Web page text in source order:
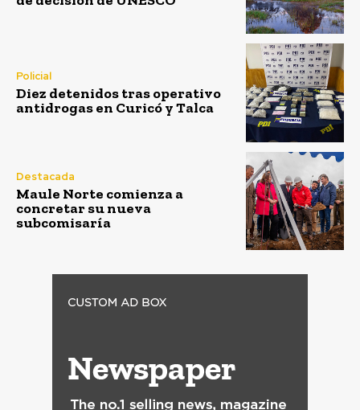
Policial
Diez detenidos tras operativo
antidrogas en Curicó y Talca
Destacada
Maule Norte comienza a
concretar su nueva
subcomisaría